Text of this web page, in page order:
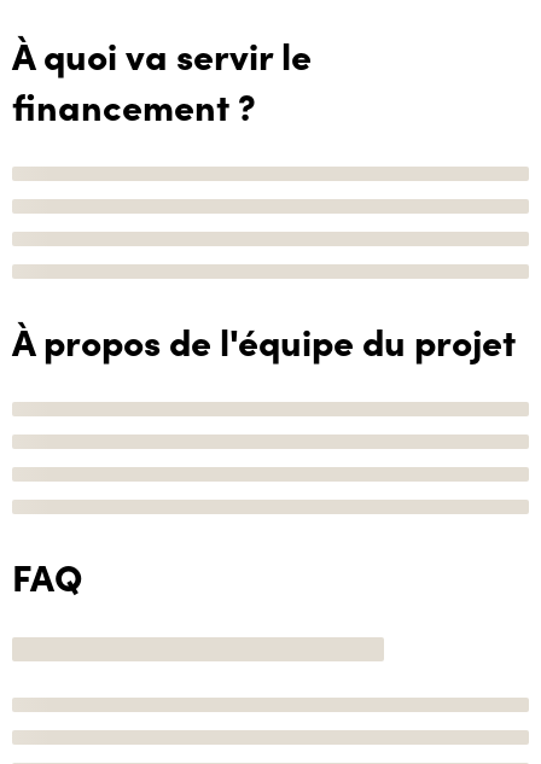
À quoi va servir le
financement ?
À propos de l'équipe du projet
FAQ